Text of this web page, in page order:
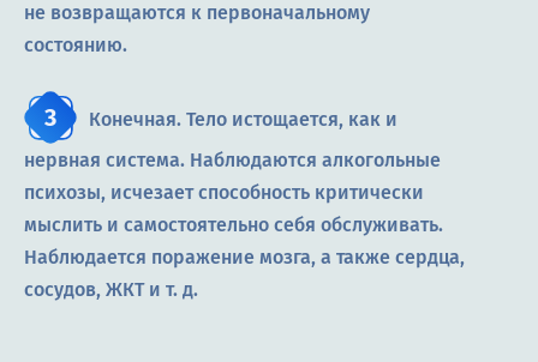
не возвращаются к первоначальному
состоянию.
Конечная. Тело истощается, как и
нервная система. Наблюдаются алкогольные
психозы, исчезает способность критически
мыслить и самостоятельно себя обслуживать.
Наблюдается поражение мозга, а также сердца,
сосудов, ЖКТ и т. д.